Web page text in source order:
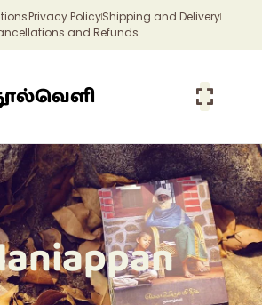
Privacy PolicyShipping and Delivery
and Refunds